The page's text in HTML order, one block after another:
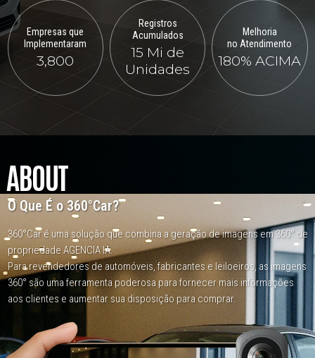
Empresas que
Implementaram
3,800
Registros
Acumulados
15 Mi de
Unidades
Melhoria
no Atendimento
180% ACIMA
ABOUT
O Que É o 360°Car?
360°Car é uma solução que combina a geração de imagens em 360° de
propriedade AGENCIA IA.
Para revendedores de automóveis, fabricantes e leiloeiros, as imagens
360° são uma ferramenta poderosa para fornecer mais informações
aos clientes e aumentar sua disposição para comprar.